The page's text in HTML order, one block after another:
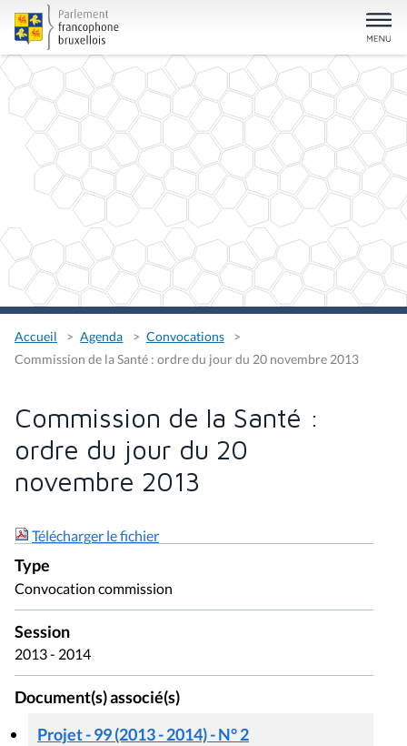
Accueil Agenda
Convocations
Commission de la Santé : ordre du jour du 20 novembre 2013
Commission de la Santé :
ordre du jour du 20
novembre 2013
Télécharger le fichier
Type
Convocation commission
Session
2013 - 2014
Document(s) associé(s)
Projet - 99 (2013 - 2014) - N° 2